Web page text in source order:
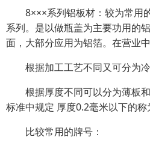
8×××系列铝板材：较为常用
系列。是以做瓶盖为主要功用的
面，大部分应用为铝箔。在营业
根据加工工艺不同又可分为冷
根据厚度不同可以分为薄板和
标准中规定 厚度0.2毫米以下的称
比较常用的牌号：